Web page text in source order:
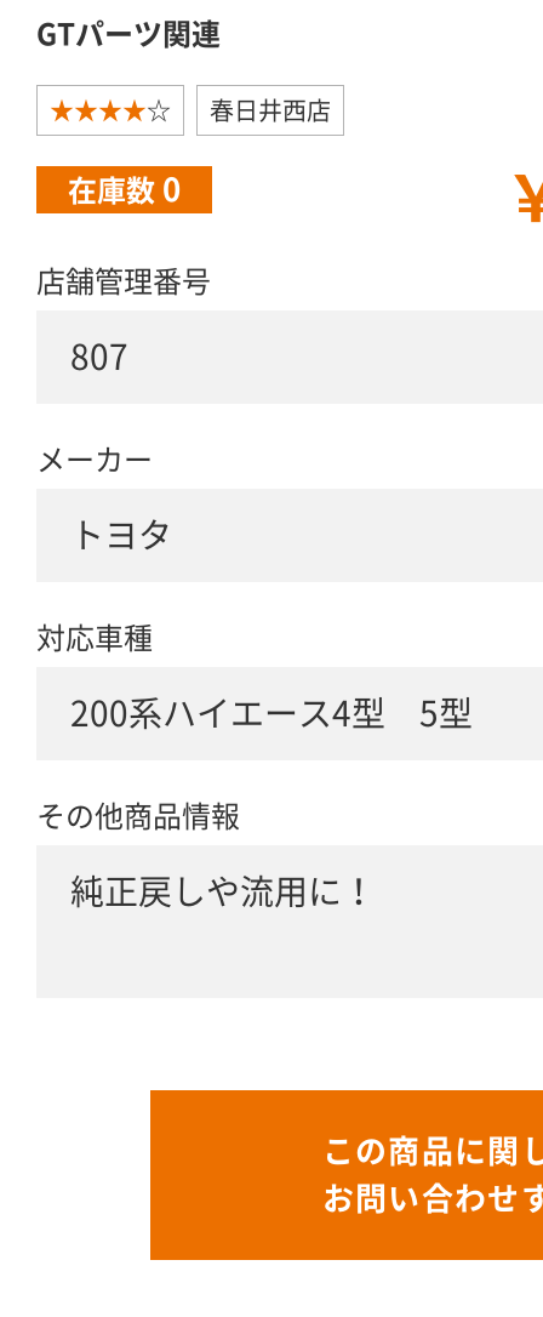
GTパーツ関連
★★★★☆ 春日井西店
在庫数 0
店舗管理番号
807
メーカー
トヨタ
対応車種
200系ハイエース4型 5型
その他商品情報
純正戻しや流用に！
この商品に関
お問い合わせ